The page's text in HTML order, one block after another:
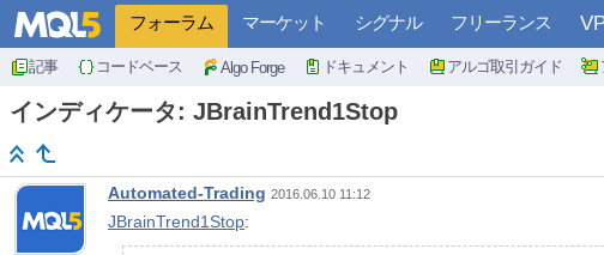
フォーラム マーケット シグナル フリーランス
記事 コードベース Algo Forge ドキュメント アルゴ取引ガイド
インディケータ: JBrainTrend1Stop
Automated-Trading 2016.06.10 11:12
JBrainTrend1Stop: